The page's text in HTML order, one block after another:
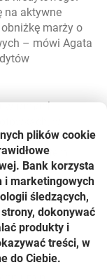
na aktywne
marży o
– mówi Agata
w ramach
zakupu
Kredytem
kw. i domy
troje dzieci,
do 110 m
na
plików cookie
Bank korzysta
i marketingowych
śledzących,
dokonywać
produkty i
treści, w
do Ciebie.